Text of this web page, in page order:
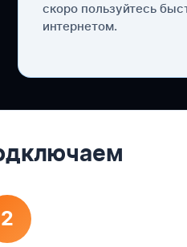
скоро пользуйтесь
интернетом.
2